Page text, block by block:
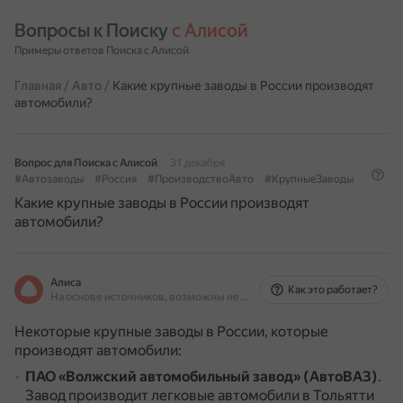
Вопросы к Поиску с Алисой
Примеры ответов Поиска с Алисой
Главная / Авто / Какие крупные заводы в России производят
автомобили?
Вопрос для Поиска с Алисой
31 декабря
#Автозаводы
#Россия #ПроизводствоАвто #КрупныеЗаводы
Какие крупные заводы в России производят
автомобили?
Алиса
На основе источников, возможны неточности
Как это работает?
Некоторые крупные заводы в России, которые
производят автомобили:
ПАО «Волжский автомобильный завод» (АвтоВАЗ).
Завод производит легковые автомобили в Тольятти